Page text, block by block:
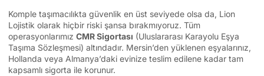
Komple taşımacılıkta güvenlik en üst seviyede olsa da, Lion
Lojistik olarak hiçbir riski şansa bırakmıyoruz. Tüm
operasyonlarımız CMR Sigortası (Uluslararası Karayolu Eşya
Taşıma Sözleşmesi) altındadır. Mersin’den yüklenen eşyalarınız,
Hollanda veya Almanya’daki evinize teslim edilene kadar tam
kapsamlı sigorta ile korunur.